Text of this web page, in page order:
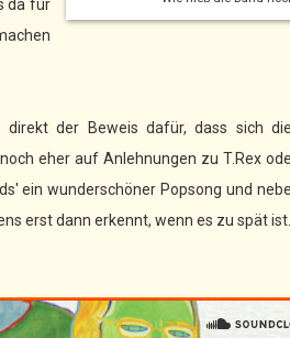
da für
der Beweis dafür, dass sich
eher auf Anlehnungen zu T.Rex
ein wunderschöner Popsong und
erst dann erkennt, wenn es zu spät ist.